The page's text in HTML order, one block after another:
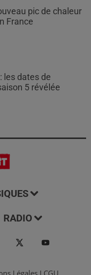
pic de chaleur
France
les dates de
5 révélée
RADIO